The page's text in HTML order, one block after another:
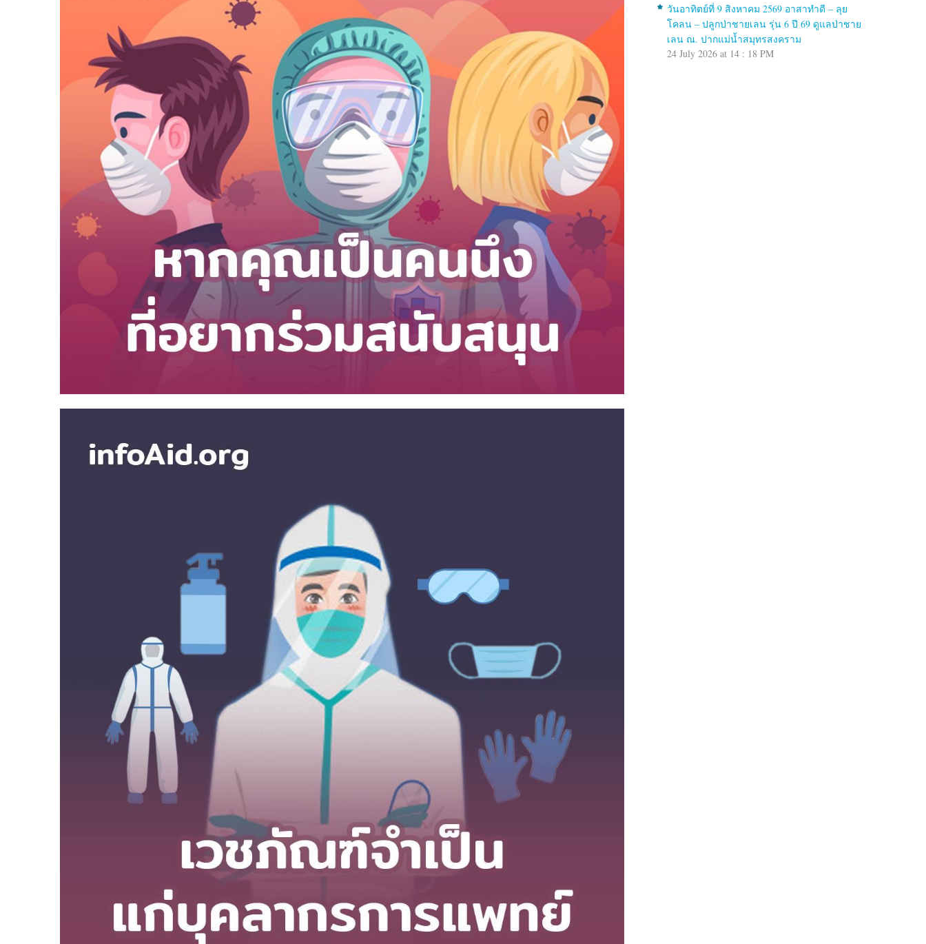
วันอาทิตย์ที่ 9 สิงหาคม 2569 อาสาทำดี – ลุย
โคลน – ปลูกป่าชายเลน รุ่น 6 ปี 69 ดูแลป่าชาย
เลน ณ. ปากแม่น้ำสมุทรสงคราม
24 July 2026 at 14 : 18 PM